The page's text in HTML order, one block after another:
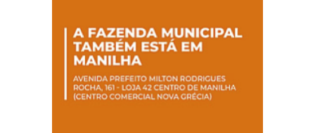
Magalhães Seabra